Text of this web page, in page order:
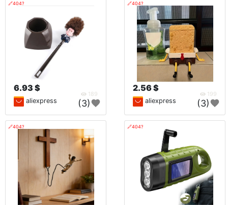
🔗404?
6.93 $
189
aliexpress (3)
🔗404?
2.56 $
199
aliexpress (3)
🔗404? 🔗404?